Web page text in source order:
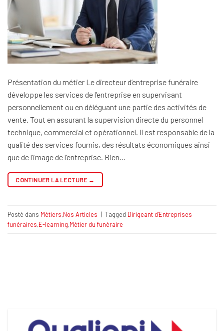
Présentation du métier Le directeur d’entreprise funéraire
développe les services de l’entreprise en supervisant
personnellement ou en déléguant une partie des activités de
vente. Tout en assurant la supervision directe du personnel
technique, commercial et opérationnel. Il est responsable de la
qualité des services fournis, des résultats économiques ainsi
que de l’image de l’entreprise. Bien…
CONTINUER LA LECTURE →
Posté dans Métiers,Nos Articles | Tagged Dirigeant d'Entreprises
funéraires,E-learning,Métier du funéraire